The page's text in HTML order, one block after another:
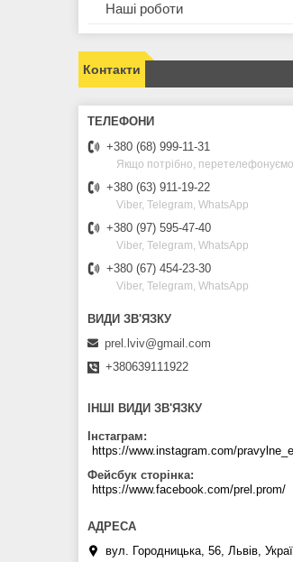
Наші роботи
Контакти
+380 (68) 999-11-31
Якщо потрібно,
+380 (63) 911-19-22
Viber, Telegram, WhatsApp
+380 (97) 595-47-40
Viber, Telegram, WhatsApp
+380 (67) 454-23-30
Viber, Telegram, WhatsApp
prel.lviv@gmail.com
+380639111922
ІНШІ ВИДИ ЗВ'ЯЗКУ
Інстаграм
Фейсбук сторінка
https://www.facebook.com/prel.prom/
вул. Городницька, 56, Львів,